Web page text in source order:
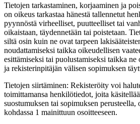
Tietojen tarkastaminen, korjaaminen ja
on oikeus tarkastaa hänestä tallennetut
pyynnöstä virheelliset, puutteelliset tai
oikaistaan, täydennetään tai poistetaan.
siltä osin kuin ne ovat tarpeen
noudattamiseksi taikka oikeudellisen
esittämiseksi tai puolustamiseksi taikka ne
ja rekisterinpitäjän välisen sopimuksen
Tietojen siirtäminen: Rekisteröity voi
toimittamansa henkilötiedot, joita
suostumuksen tai sopimuksen
kohdassa 1 mainittuun osoitteeseen.